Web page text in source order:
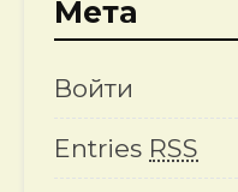
Мета
Войти
Entries RSS